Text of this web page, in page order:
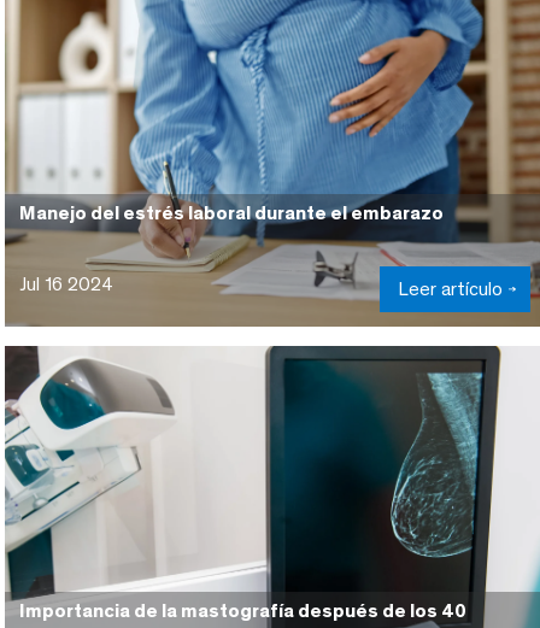
Manejo del estrés laboral durante el embarazo
Jul 16 2024 Leer artículo
Importancia de la mastografía después de los 40